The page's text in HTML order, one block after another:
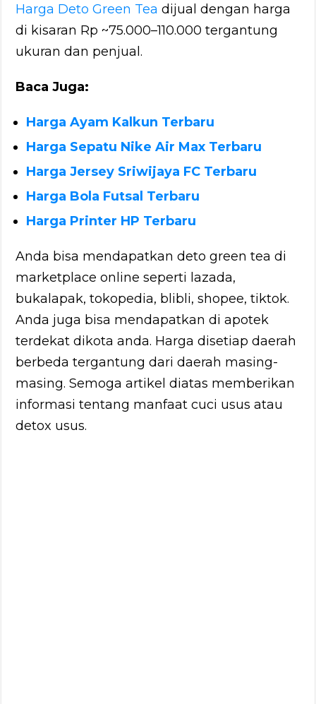
Harga Deto Green Tea dijual dengan harga
di kisaran Rp ~75.000–110.000 tergantung
ukuran dan penjual.
Baca Juga:
Harga Ayam Kalkun Terbaru
Harga Sepatu Nike Air Max Terbaru
Harga Jersey Sriwijaya FC Terbaru
Harga Bola Futsal Terbaru
Harga Printer HP Terbaru
Anda bisa mendapatkan deto green tea di
marketplace online seperti lazada,
bukalapak, tokopedia, blibli, shopee, tiktok.
Anda juga bisa mendapatkan di apotek
terdekat dikota anda. Harga disetiap daerah
berbeda tergantung dari daerah masing-
masing. Semoga artikel diatas memberikan
informasi tentang manfaat cuci usus atau
detox usus.